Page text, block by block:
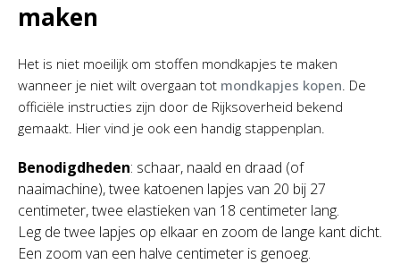
maken
Het is niet moeilijk om stoffen mondkapjes te maken
wanneer je niet wilt overgaan tot mondkapjes kopen. De
officiële instructies zijn door de Rijksoverheid bekend
gemaakt. Hier vind je ook een handig stappenplan.
Benodigdheden: schaar, naald en draad (of
naaimachine), twee katoenen lapjes van 20 bij 27
centimeter, twee elastieken van 18 centimeter lang.
Leg de twee lapjes op elkaar en zoom de lange kant dicht.
Een zoom van een halve centimeter is genoeg.